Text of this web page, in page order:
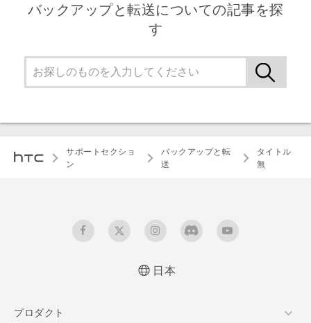
バックアップと転送についての記事を探
す
サポートセクショ
ン
バックアップと転
送
タイトル
無
日本
プロダクト